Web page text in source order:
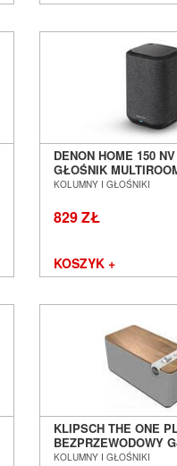
DENON HOME 150
GŁOŚNIK
POZNAŃ WROCŁAW
KOLUMNY I GŁOŚNIKI
829 ZŁ
KOSZYK +
KLIPSCH THE ONE
BEZPRZEWODOWY
BLUETOOTH SALON
KOLUMNY I GŁOŚNIKI